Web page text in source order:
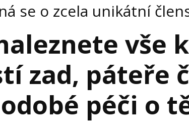
se o zcela unikátní
vše
zad, páteře
péči o